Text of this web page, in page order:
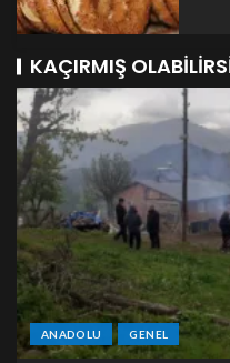
KAÇIRMIŞ
ANADOLU GENEL